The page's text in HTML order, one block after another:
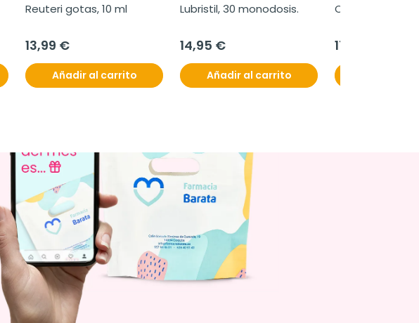
Reuteri gotas, 10 ml
13,99 €
Añadir al carrito
Lubristil, 30 monodosis.
14,95 €
Añadir al carrito
Oxicol, 28
17,50 €